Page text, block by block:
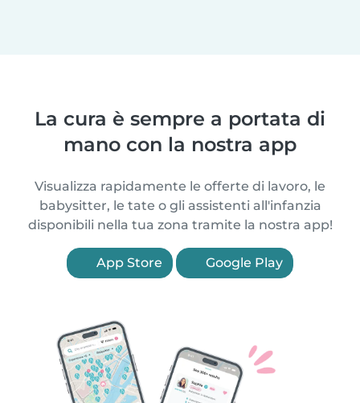
La cura è sempre a portata di
mano con la nostra app
Visualizza rapidamente le offerte di lavoro, le
babysitter, le tate o gli assistenti all'infanzia
disponibili nella tua zona tramite la nostra app!
App Store Google Play